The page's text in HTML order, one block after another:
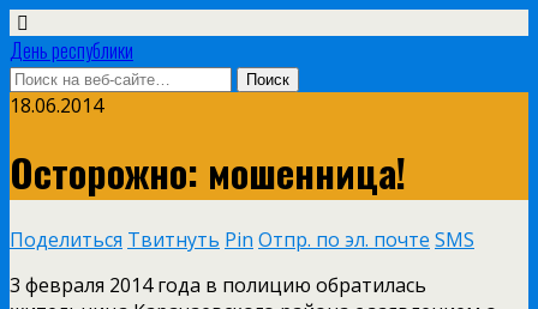
День республики
18.06.2014
Осторожно: мошенница!
Поделиться Твитнуть Pin Отпр. по эл. почте SMS
3 февраля 2014 года в полицию обратилась